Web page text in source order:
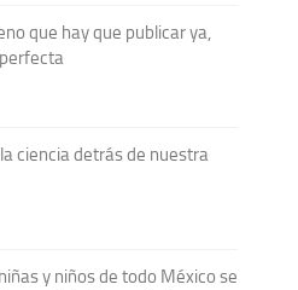
que hay que publicar ya,
ciencia detrás de nuestra
y niños de todo México se